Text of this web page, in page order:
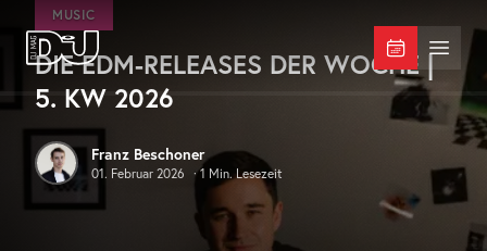
Zum Hauptinhalt springen
DJ Mag Germany Menü
MUSIC
DIE EDM-RELEASES DER WOCHE |
5. KW 2026
Franz Beschoner
01. Februar 2026 ·1 Min. Lesezeit